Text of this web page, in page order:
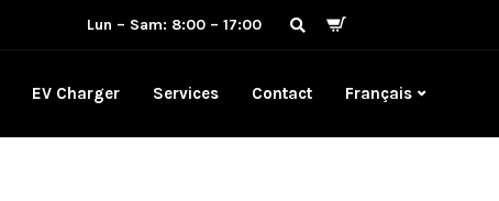
Lun – Sam: 8:00 – 17:00
EV Charger Services Contact Français